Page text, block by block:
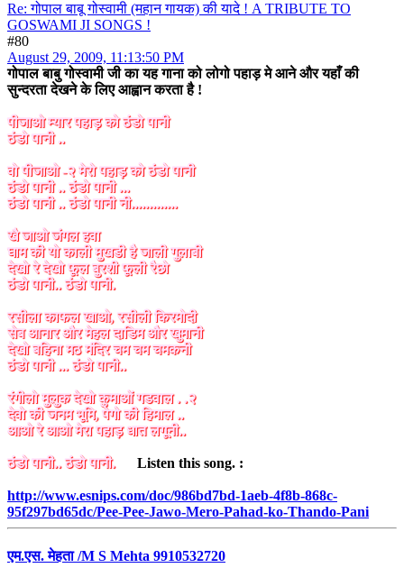
Re: गोपाल बाबू गोस्वामी (महान गायक) की यादे ! A TRIBUTE TO
GOSWAMI JI SONGS !
#80
August 29, 2009, 11:13:50 PM
गोपाल बाबु गोस्वामी जी का यह गाना को लोगो पहाड़ मे आने और यहाँ की
सुन्दरता देखने के लिए आह्वान करता है !
पीजाओ म्यार पहाड़ को ठंडो पानी
ठंडो पानी ..
वो पीजाओ -२ मेरो पहाड़ को ठंडो पानी
ठंडो पानी .. ठंडो पानी ...
ठंडो पानी .. ठंडो पानी नी.............
खै जाओ जंगल हवा
घाम की यो काली मुखडी है जाली गुलाबी
देखो रे देखो फूल बुरशी फूली रैछो
ठंडो पानी.. ठंडो पानी.
रसीला काफल खाओ, रसीली किरमोदी
सेब आनार और मेहल दाडिम और खुमानी
देखो बहिना मठ मंदिर चम चम चमकनी
ठंडो पानी ... ठंडो पानी..
रंगीलो मुलुक देखो कुमाओं गडवाल . .२
देवो की जनम भूमि, पेगो की हिमाल ..
आओ रे आओ मेरा पहाड़ धात लगूनी..
ठंडो पानी.. ठंडो पानी. Listen this song. :
http://www.esnips.com/doc/986bd7bd-1aeb-4f8b-868c-
95f297bd65dc/Pee-Pee-Jawo-Mero-Pahad-ko-Thando-Pani
एम.एस. मेहता /M S Mehta 9910532720